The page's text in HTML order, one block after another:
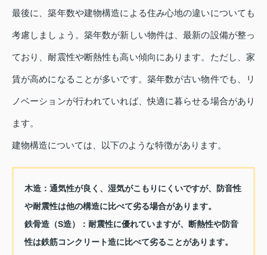
最後に、築年数や建物構造による住み心地の違いについても
考慮しましょう。築年数が新しい物件は、最新の設備が整っ
ており、耐震性や断熱性も高い傾向にあります。ただし、家
賃が高めになることが多いです。築年数が古い物件でも、リ
ノベーションが行われていれば、快適に暮らせる場合があり
ます。
建物構造については、以下のような特徴があります。
木造：通気性が良く、湿気がこもりにくいですが、防音性
や耐震性は他の構造に比べて劣る場合があります。
鉄骨造（S造）
：耐震性に優れていますが、断熱性や防音
性は鉄筋コンクリート造に比べて劣ることがあります。